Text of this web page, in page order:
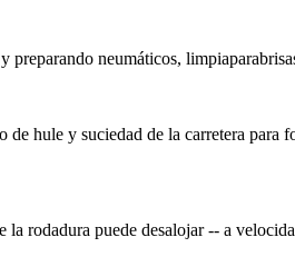
neumáticos,
hule y suciedad de la carretera para
rodadura puede desalojar -- a